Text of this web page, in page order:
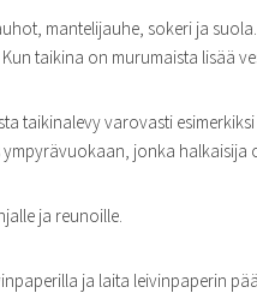
mantelijauhe, sokeri ja
taikina on murumaista lisää
taikinalevy varovasti
jonka halkaisija
ja reunoille.
ja laita leivinpaperin